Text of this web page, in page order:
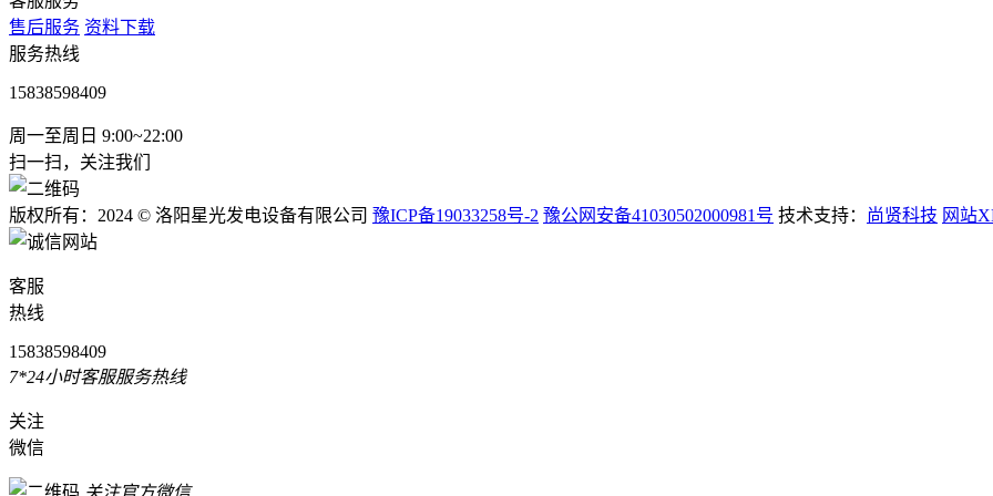
售后服务 资料下载
服务热线
15838598409
周一至周日 9:00~22:00
扫一扫，关注我们
版权所有：2024 © 洛阳星光发电设备有限公司 豫ICP备19033258号-2 豫公网安备41030502000981号 技术支持： 尚贤科技 网站
客服
热线
15838598409
7*24小时客服服务热线
关注
微信
关注官方微信